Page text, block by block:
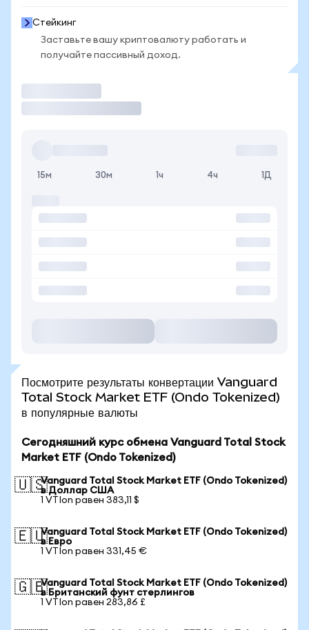
Стейкинг
Заставьте вашу криптовалюту работать и
получайте пассивный доход.
15м 30м 1ч 4ч 1Д
Посмотрите результаты конвертации Vanguard
Total Stock Market ETF (Ondo Tokenized)
в популярные валюты
Сегодняшний курс обмена Vanguard Total Stock
Market ETF (Ondo Tokenized)
🇺🇸Vanguard Total Stock Market ETF (Ondo Tokenized)
в Доллар США
1 VTIon равен 383,11 $
🇪🇺Vanguard Total Stock Market ETF (Ondo Tokenized)
в Евро
1 VTIon равен 331,45 €
🇬🇧Vanguard Total Stock Market ETF (Ondo Tokenized)
в Британский фунт стерлингов
1 VTIon равен 283,86 £